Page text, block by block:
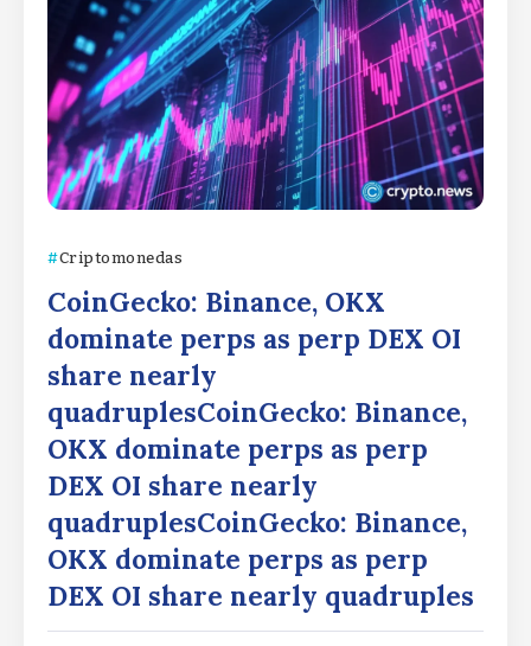
Criptomonedas
CoinGecko: Binance, OKX
dominate perps as perp DEX OI
share nearly
quadruplesCoinGecko: Binance,
OKX dominate perps as perp
DEX OI share nearly
quadruplesCoinGecko: Binance,
OKX dominate perps as perp
DEX OI share nearly quadruples